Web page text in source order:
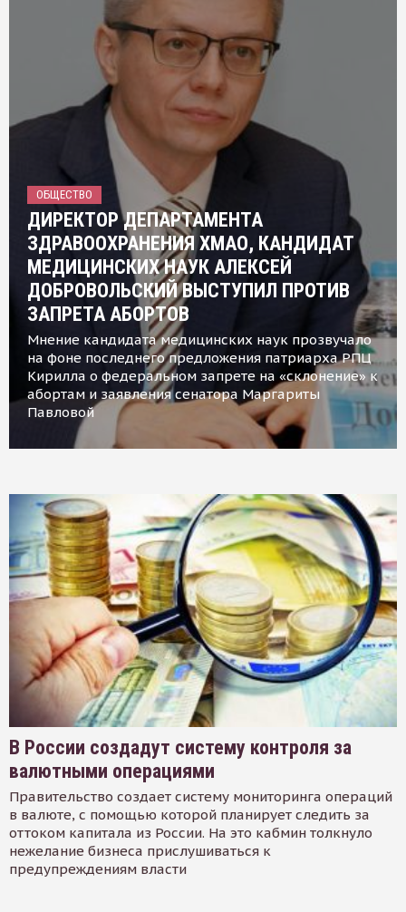
ОБЩЕСТВО
ДИРЕКТОР ДЕПАРТАМЕНТА
ЗДРАВООХРАНЕНИЯ ХМАО, КАНДИДАТ
МЕДИЦИНСКИХ НАУК АЛЕКСЕЙ
ДОБРОВОЛЬСКИЙ ВЫСТУПИЛ ПРОТИВ
ЗАПРЕТА АБОРТОВ
Мнение кандидата медицинских наук прозвучало
на фоне последнего предложения патриарха РПЦ
Кирилла о федеральном запрете на «склонение» к
абортам и заявления сенатора Маргариты
Павловой
В России создадут систему контроля за
валютными операциями
Правительство создает систему мониторинга операций
в валюте, с помощью которой планирует следить за
оттоком капитала из России. На это кабмин толкнуло
нежелание бизнеса прислушиваться к
предупреждениям власти